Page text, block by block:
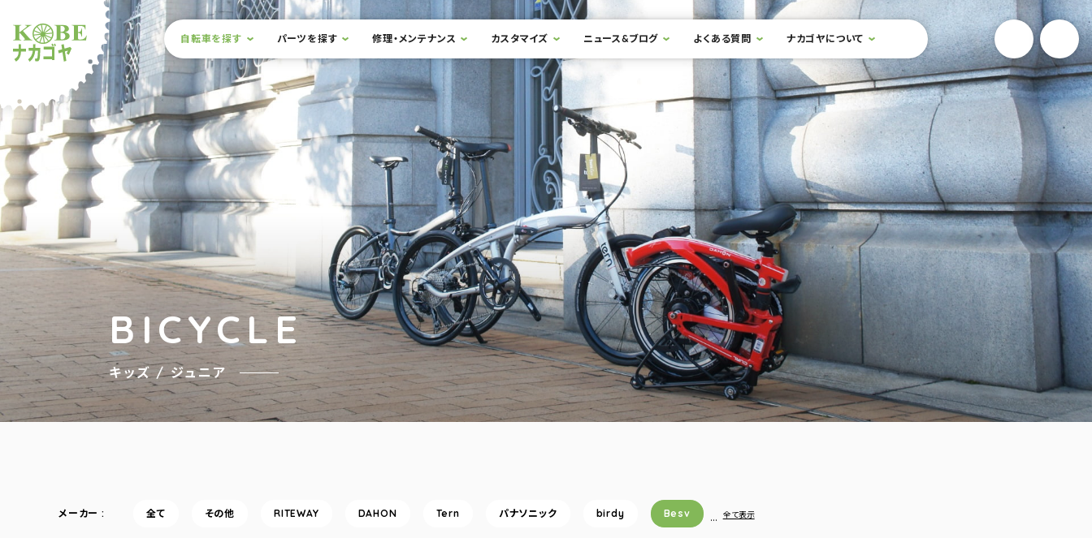
ショップナカゴヤ
サイト内メニュー
本文までスキップ
自転車を探す パーツを探す 修理・メンテナンス カスタマイズ ニュース&ブログ よくある質問 ナカゴヤについて 検索フォームを開閉する YouTube
BICYCLE
キッズ / ジュニア
メーカー 全て その他 RITEWAY DAHON Tern パナソニック birdy Besv … 全て表示